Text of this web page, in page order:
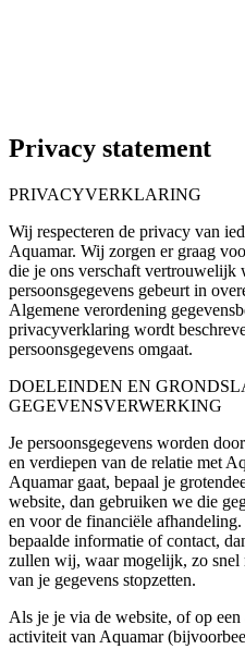
Privacy statement
PRIVACYVERKLARING
Wij respecteren de privacy van
Aquamar. Wij zorgen er graag
die je ons verschaft vertrouwelijk
persoonsgegevens gebeurt in
Algemene verordening
privacyverklaring wordt
persoonsgegevens omgaat.
DOELEINDEN EN
GEGEVENSVERWERKING
Je persoonsgegevens worden
en verdiepen van de relatie met
Aquamar gaat, bepaal je
website, dan gebruiken we die
en voor de financiële
bepaalde informatie of contact,
zullen wij, waar mogelijk, zo
van je gegevens stopzetten.
Als je je via de website, of op
activiteit van Aquamar